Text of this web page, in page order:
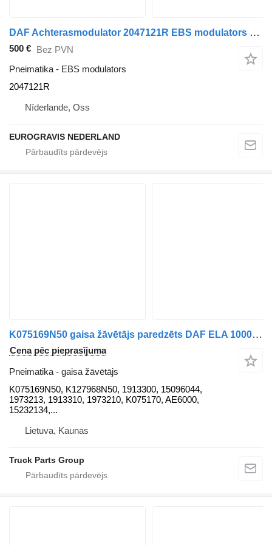
DAF Achterasmodulator 2047121R EBS modulators paredzēts DAF XF106 vilcēja
500 € Bez PVN
Pneimatika - EBS modulators
2047121R
Nīderlande, Oss
EUROGRAVIS NEDERLAND
K075169N50 gaisa žāvētājs paredzēts DAF ELA 1000, XF106, MX-13340, EURO6 vilcēja
Cena pēc pieprasījuma
Pneimatika - gaisa žāvētājs
K075169N50, K127968N50, 1913300, 15096044,
1973213, 1913310, 1973210, K075170, AE6000,
15232134,...
Lietuva, Kaunas
Truck Parts Group